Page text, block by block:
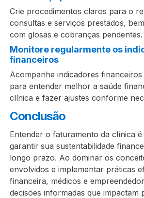
Crie procedimentos claros para o
consultas e serviços prestados,
com glosas e cobranças pendentes.
Monitore regularmente os
financeiros
Acompanhe indicadores
para entender melhor a saúde
clínica e fazer ajustes conforme
Conclusão
Entender o faturamento da clínica é
garantir sua sustentabilidade
longo prazo. Ao dominar os
envolvidos e implementar práticas
financeira, médicos e
decisões informadas que impactam